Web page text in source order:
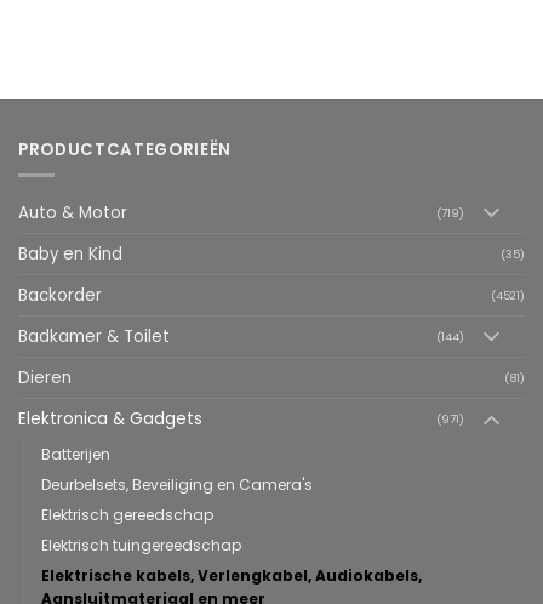
PRODUCTCATEGORIEËN
Auto & Motor (719)
Baby en Kind (35)
Backorder (4521)
Badkamer & Toilet (144)
Dieren (81)
Elektronica & Gadgets (971)
Batterijen
Deurbelsets, Beveiliging en Camera's
Elektrisch gereedschap
Elektrisch tuingereedschap
Elektrische kabels, Verlengkabel, Audiokabels,
Aansluitmateriaal en meer